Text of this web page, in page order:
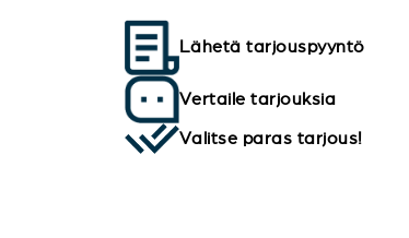
Lähetä tarjouspyyntö
Vertaile tarjouksia
Valitse paras tarjous!